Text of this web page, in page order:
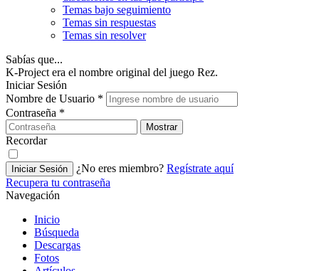
Temas bajo seguimiento
Temas sin respuestas
Temas sin resolver
Sabías que...
K-Project era el nombre original del juego Rez.
Iniciar Sesión
Nombre de Usuario *
Contraseña *
Mostrar
Recordar
Iniciar Sesión ¿No eres miembro? Regístrate aquí
Recupera tu contraseña
Navegación
Inicio
Búsqueda
Descargas
Fotos